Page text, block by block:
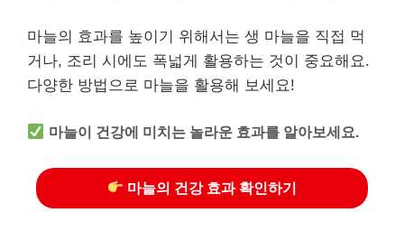
마늘의 효과를 높이기 위해서는 생 마늘을 직접 먹
거나, 조리 시에도 폭넓게 활용하는 것이 중요해요.
다양한 방법으로 마늘을 활용해 보세요!
마늘이 건강에 미치는 놀라운 효과를 알아보세요.
마늘의 건강 효과 확인하기